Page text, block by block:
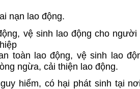
nạn lao động.
vệ sinh lao động cho
toàn lao động, vệ sinh lao
ngừa, cải thiện lao động.
hiểm, có hại phát sinh tại